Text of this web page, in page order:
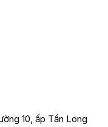
10, ấp Tấn Long